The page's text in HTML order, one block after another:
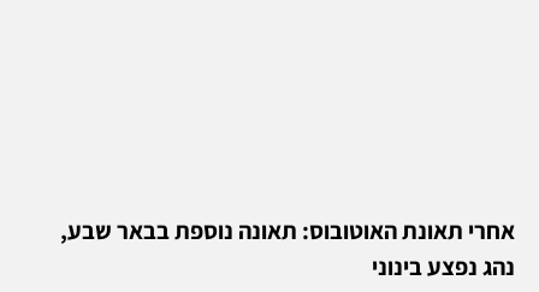
אחרי תאונת האוטובוס: תאונה נוספת בבאר שבע,
נהג נפצע בינוני